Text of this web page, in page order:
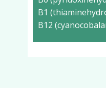
B1
B12